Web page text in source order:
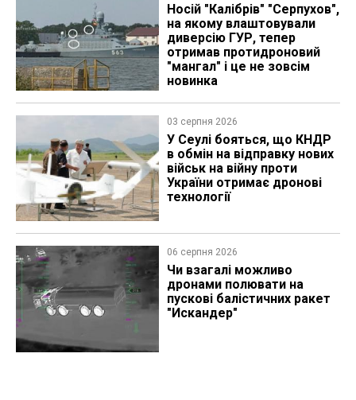
Носій "Калібрів" "Серпухов",
на якому влаштовували
диверсію ГУР, тепер
отримав протидроновий
"мангал" і це не зовсім
новинка
03 серпня 2026
У Сеулі бояться, що КНДР
в обмін на відправку нових
військ на війну проти
України отримає дронові
технології
06 серпня 2026
Чи взагалі можливо
дронами полювати на
пускові балістичних ракет
"Искандер"